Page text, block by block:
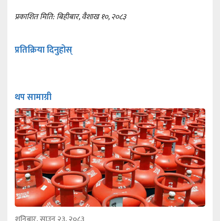
प्रकाशित मिति: बिहीबार, वैशाख १०, २०८३
प्रतिक्रिया दिनुहोस्
थप सामाग्री